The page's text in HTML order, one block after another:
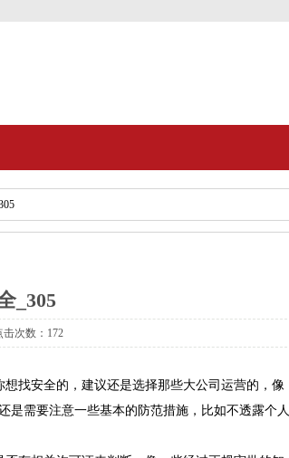
_305
次数：172
找安全的，建议还是选择那些大公司运营的，像
是需要注意一些基本的防范措施，比如不透露个人